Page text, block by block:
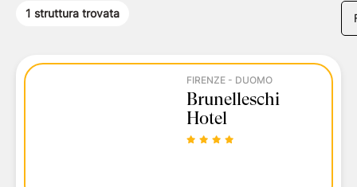
1 struttura trovata
FIRENZE - DUOMO
Brunelleschi
Hotel